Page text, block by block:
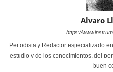
Alvaro
https://
Periodista y Redactor especializado
estudio y de los conocimientos, del
buen